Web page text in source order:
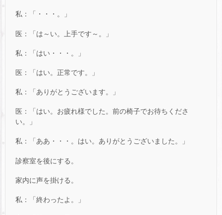
私：「・・・。」
医：「は～い。上手です～。」
私：「はい・・・。」
医：「はい。正常です。」
私：「ありがとうございます。」
医：「はい。お疲れ様でした。前の椅子でお待ちくださ
い。」
私：「ああ・・・。はい。ありがとうございました。」
診察室を後にする。
家内に声を掛ける。
私：「終わったよ。」